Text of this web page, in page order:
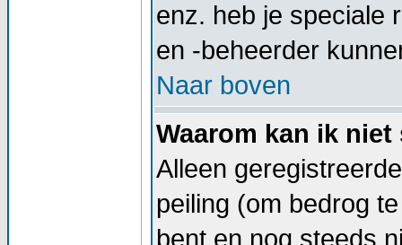
enz. heb je speciale
en -beheerder
Naar boven
Waarom kan ik
Alleen
peiling (om bedrog
bent en nog steeds